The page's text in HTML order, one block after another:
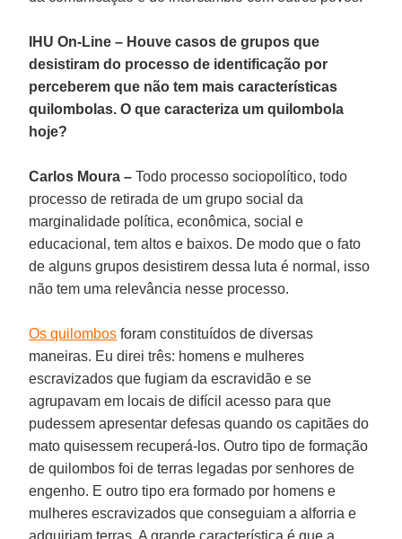
IHU On-Line – Houve casos de grupos que
desistiram do processo de identificação por
perceberem que não tem mais características
quilombolas. O que caracteriza um quilombola
hoje?
Carlos Moura – Todo processo sociopolítico, todo
processo de retirada de um grupo social da
marginalidade política, econômica, social e
educacional, tem altos e baixos. De modo que o fato
de alguns grupos desistirem dessa luta é normal, isso
não tem uma relevância nesse processo.
Os quilombos foram constituídos de diversas
maneiras. Eu direi três: homens e mulheres
escravizados que fugiam da escravidão e se
agrupavam em locais de difícil acesso para que
pudessem apresentar defesas quando os capitães do
mato quisessem recuperá-los. Outro tipo de formação
de quilombos foi de terras legadas por senhores de
engenho. E outro tipo era formado por homens e
mulheres escravizados que conseguiam a alforria e
adquiriam terras. A grande característica é que a